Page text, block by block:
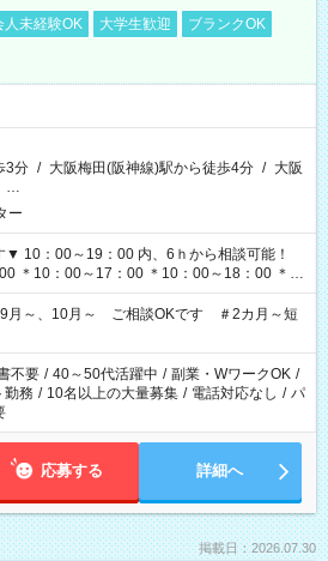
人未経験OK 大学生歓迎
ブランクOK
3分 / 大阪梅田(阪神線)駅から徒歩4分 / 大阪
…
ー
10：00～19：00 内、6ｈから相談可能！
＊10：00～17：00 ＊10：00～18：00 ＊
12：00～19：00 ＊13：00～19：00
9月～、10月～ ご相談OKです ＃2カ月～短
不要 / 40～50代活躍中 / 副業・WワークOK /
勤務 / 10名以上の大量募集 / 電話対応なし / パ
応募する 詳細へ
掲載日：2026.07.30